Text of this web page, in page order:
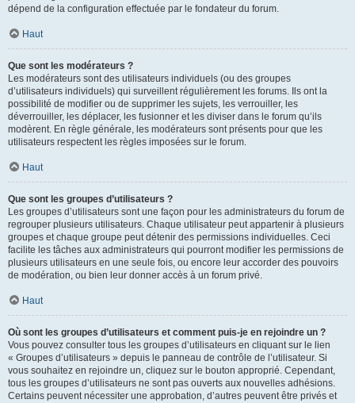
dépend de la configuration effectuée par le fondateur du forum.
Haut
Que sont les modérateurs ?
Les modérateurs sont des utilisateurs individuels (ou des groupes
d’utilisateurs individuels) qui surveillent régulièrement les forums. Ils ont la
possibilité de modifier ou de supprimer les sujets, les verrouiller, les
déverrouiller, les déplacer, les fusionner et les diviser dans le forum qu’ils
modèrent. En règle générale, les modérateurs sont présents pour que les
utilisateurs respectent les règles imposées sur le forum.
Haut
Que sont les groupes d’utilisateurs ?
Les groupes d’utilisateurs sont une façon pour les administrateurs du forum de
regrouper plusieurs utilisateurs. Chaque utilisateur peut appartenir à plusieurs
groupes et chaque groupe peut détenir des permissions individuelles. Ceci
facilite les tâches aux administrateurs qui pourront modifier les permissions de
plusieurs utilisateurs en une seule fois, ou encore leur accorder des pouvoirs
de modération, ou bien leur donner accès à un forum privé.
Haut
Où sont les groupes d’utilisateurs et comment puis-je en rejoindre un ?
Vous pouvez consulter tous les groupes d’utilisateurs en cliquant sur le lien
« Groupes d’utilisateurs » depuis le panneau de contrôle de l’utilisateur. Si
vous souhaitez en rejoindre un, cliquez sur le bouton approprié. Cependant,
tous les groupes d’utilisateurs ne sont pas ouverts aux nouvelles adhésions.
Certains peuvent nécessiter une approbation, d’autres peuvent être privés et